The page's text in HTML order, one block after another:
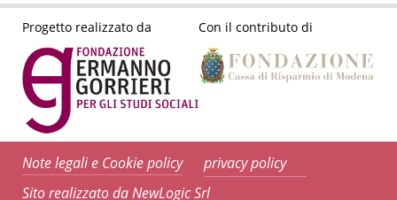
Progetto realizzato da Con il contributo di
Note legali e Cookie policy
privacy policy
Sito realizzato da NewLogic Srl